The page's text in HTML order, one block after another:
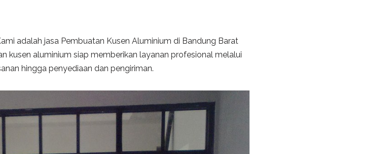
adalah jasa Pembuatan Kusen Aluminium di Bandung Barat
kusen aluminium siap memberikan layanan profesional melalui
hingga penyediaan dan pengiriman.